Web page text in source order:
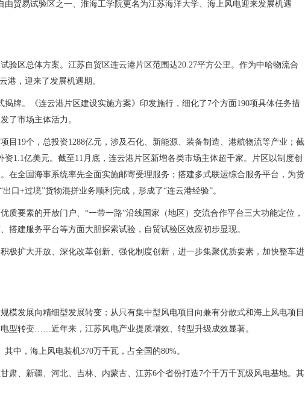
贸易试验区之一、淮海工学院更名为江苏海洋大学、海上风电迎来发展机遇
验区总体方案。江苏自贸区连云港片区范围达20.27平方公里。作为中哈物流合
港，迎来了发展机遇期。
牌。《连云港片区建设实施方案》印发施行，细化了7个方面190项具体任务措
了市场主体活力。
目19个，总投资1288亿元，涉及石化、新能源、装备制造、港航物流等产业；截
1.1亿美元。截至11月底，连云港片区新增各类市场主体超千家。片区以制度创
在全国海事系统率先全面实施邮寄受理服务；搭建多式联运综合服务平台，为货
口+过境”货物混拼业务顺利完成，形成了“连云港经验”。
质要素的开放门户、“一带一路”沿线国家（地区）交流合作平台三大功能定位，
建服务平台等方面大胆探索试验，自贸试验区效应初步显现。
极扩大开放、深化改革创新、强化制度创新，进一步集聚优质要素，加快整车进
模发展向精细型发展转变；从只有集中型风电项目向兼有分散式和海上风电项目
型转变……近年来，江苏风电产业提质增效、转型升级成效显著。
中，海上风电装机370万千瓦，占全国的80%。
肃、新疆、河北、吉林、内蒙古、江苏6个省份打造7个千万千瓦级风电基地。其